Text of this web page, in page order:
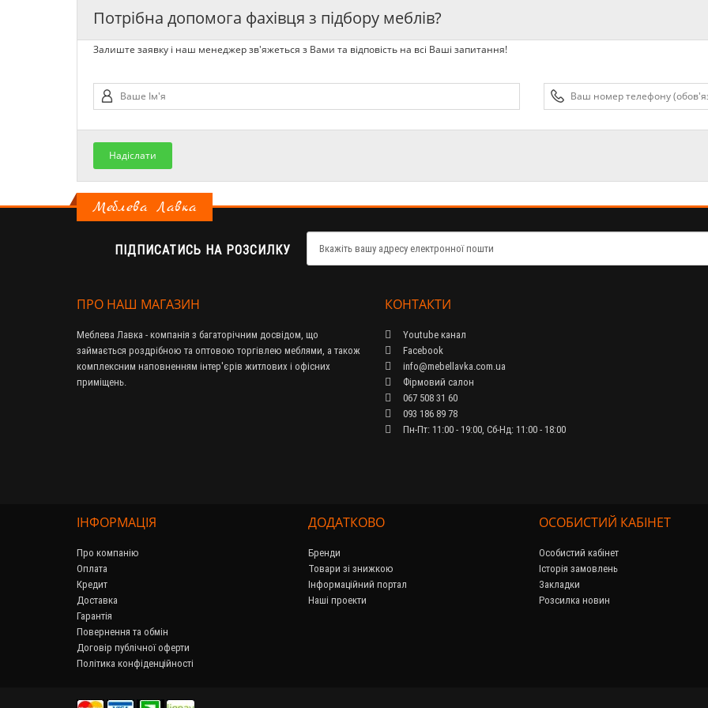
Потрібна допомога фахівця з підбору меблів?
Залиште заявку і наш менеджер зв'яжеться з Вами та відповість на всі Ваші запитання!
Надіслати
Меблева Лавка
ПІДПИСАТИСЬ НА РОЗСИЛКУ
ПРО НАШ МАГАЗИН
Меблева Лавка - компанія з багаторічним досвідом, що
займається роздрібною та оптовою торгівлею меблями, а також
комплексним наповненням інтер'єрів житлових і офісних
приміщень.
КОНТАКТИ
Youtube канал
Facebook
info@mebellavka.com.ua
Фірмовий салон
067 508 31 60
093 186 89 78
Пн-Пт: 11:00 - 19:00, Сб-Нд: 11:00 - 18:00
ІНФОРМАЦІЯ
Про компанію
Оплата
Кредит
Доставка
Гарантія
Повернення та обмін
Договір публічної оферти
Політика конфіденційності
ДОДАТКОВО
Бренди
Товари зі знижкою
Інформаційний портал
Наші проекти
ОСОБИСТИЙ КАБІНЕТ
Особистий кабінет
Історія замовлень
Закладки
Розсилка новин